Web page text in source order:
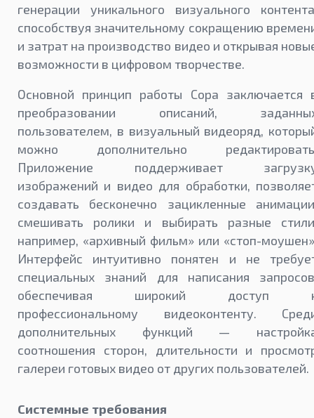
генерации уникального визуального
способствуя значительному сокращению
и затрат на производство видео и открывая
возможности в цифровом творчестве.
Основной принцип работы Сора заключается
преобразовании описаний,
пользователем, в визуальный видеоряд,
можно дополнительно
Приложение поддерживает
изображений и видео для обработки,
создавать бесконечно зацикленные
смешивать ролики и выбирать разные
например, «архивный фильм» или «стоп-
Интерфейс интуитивно понятен и не
специальных знаний для написания
обеспечивая широкий доступ
профессиональному видеоконтенту.
дополнительных функций —
соотношения сторон, длительности и
галереи готовых видео от других пользователей.
Системные требования